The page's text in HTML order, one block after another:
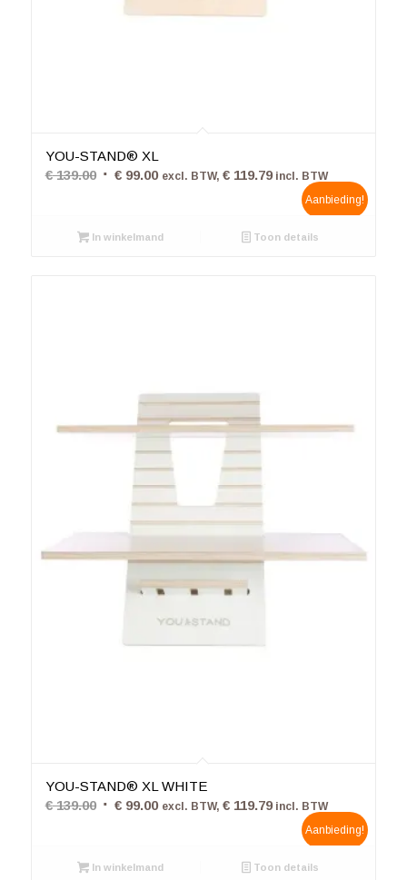
YOU-STAND® XL
€139.00 Oorspronkelijke
€ 139.00.
€99.00Huidige
€ 99.00.
excl. BTW, €119.79incl. BTW
Aanbieding!
In winkelmand Toon details
YOU-STAND® XL WHITE
€139.00 Oorspronkelijke
€ 139.00.
€99.00Huidige
€ 99.00.
excl. BTW, €119.79incl. BTW
Aanbieding!
In winkelmand Toon details